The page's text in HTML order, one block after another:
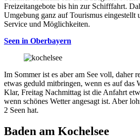
Freizeitangebote bis hin zur Schifffahrt.
Umgebung ganz auf Tourismus eingestellt
Service und Möglichkeiten.
Seen in Oberbayern
Im Sommer ist es aber am See voll, daher
etwas geduld mitbringen, wenn es auf das
Klar, Freitag Nachmittag ist die Anfahrt
wenn schönes Wetter angesagt ist. Aber
2 Seen hat.
Baden am Kochelsee